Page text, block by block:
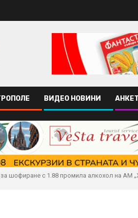
ВИДЕО НОВИНИ
шофиране с 1.88 промила алкохол на АМ